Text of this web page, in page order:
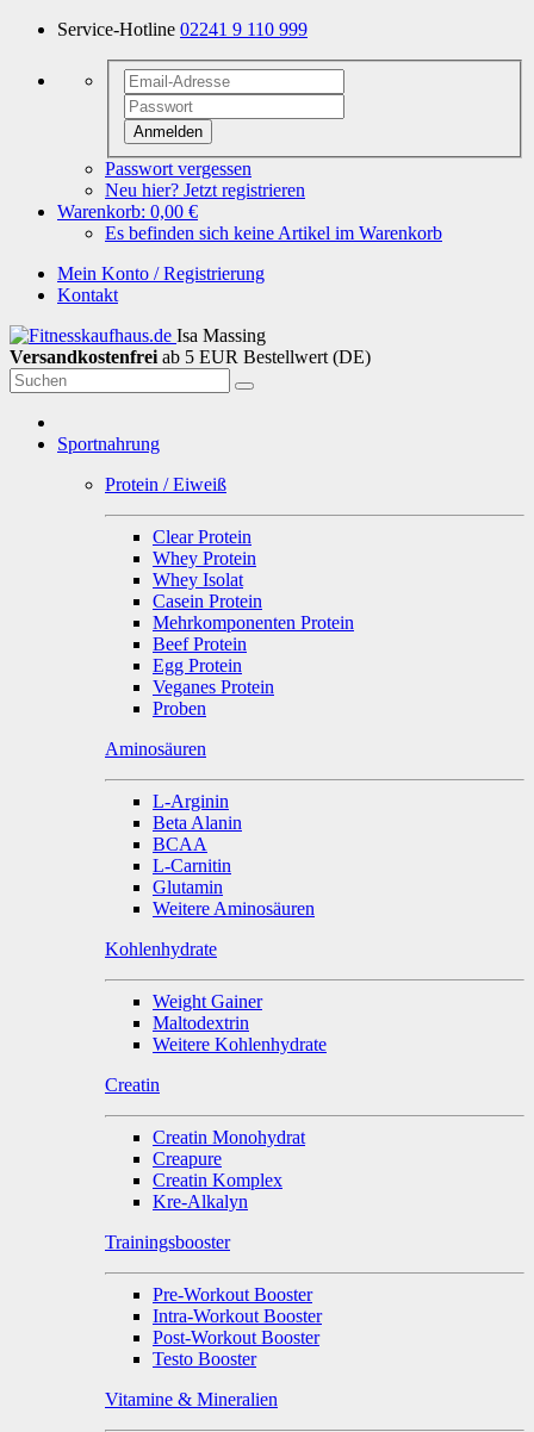
Service-Hotline 02241 9 110 999
Anmelden
Passwort vergessen
Neu hier? Jetzt registrieren
Warenkorb: 0,00 €
Es befinden sich keine Artikel im Warenkorb
Mein Konto / Registrierung
Kontakt
Isa Massing
Versandkostenfrei ab 5 EUR Bestellwert (DE)
Sportnahrung
Protein / Eiweiß
Clear Protein
Whey Protein
Whey Isolat
Casein Protein
Mehrkomponenten Protein
Beef Protein
Egg Protein
Veganes Protein
Proben
Aminosäuren
L-Arginin
Beta Alanin
BCAA
L-Carnitin
Glutamin
Weitere Aminosäuren
Kohlenhydrate
Weight Gainer
Maltodextrin
Weitere Kohlenhydrate
Creatin
Creatin Monohydrat
Creapure
Creatin Komplex
Kre-Alkalyn
Trainingsbooster
Pre-Workout Booster
Intra-Workout Booster
Post-Workout Booster
Testo Booster
Vitamine & Mineralien